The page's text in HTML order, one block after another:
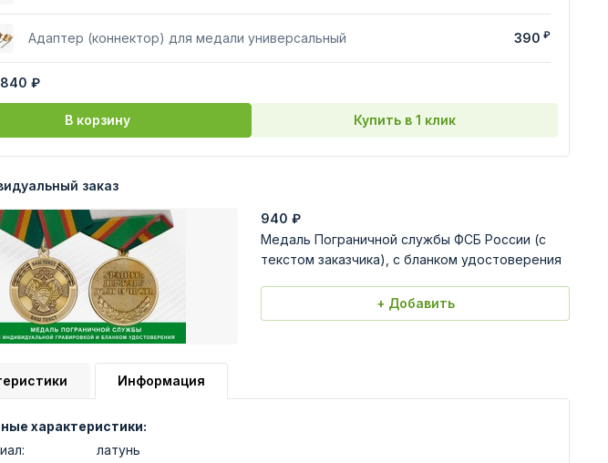
Адаптер (коннектор) для медали универсальный 390 ₽
840 ₽
В корзину Купить в 1 клик
заказ
940 ₽
Медаль Пограничной службы ФСБ России (с
текстом заказчика), с бланком удостоверения
+ Добавить
Информация
характеристики:
латунь